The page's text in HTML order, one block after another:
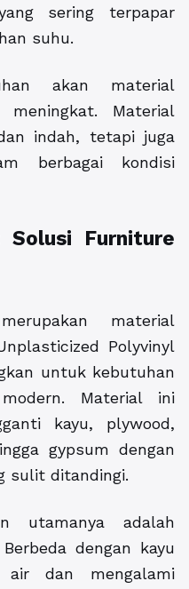
sering terpapar
suhu.
akan material
Material
indah, tetapi juga
berbagai kondisi
Solusi Furniture
material
Polyvinyl
untuk kebutuhan
Material ini
kayu, plywood,
gypsum dengan
sulit ditandingi.
utamanya adalah
dengan kayu
air dan mengalami